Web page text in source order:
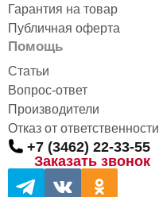
Гарантия на товар
Публичная оферта
Помощь
Статьи
Вопрос-ответ
Производители
Отказ от ответственности
+7 (3462) 22-33-55
Заказать звонок